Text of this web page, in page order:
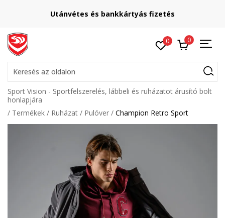
Utánvétes és bankkártyás fizetés
0 0
Keresés az oldalon
Sport Vision - Sportfelszerelés, lábbeli és ruházatot árusító bolt
honlapjára
Termékek
Ruházat Pulóver Champion Retro Sport